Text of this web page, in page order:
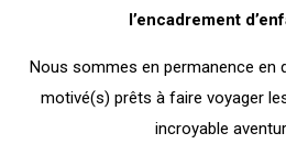
l’encadrement
Nous sommes en permanence en
motivé(s) prêts à faire voyager
incroyable